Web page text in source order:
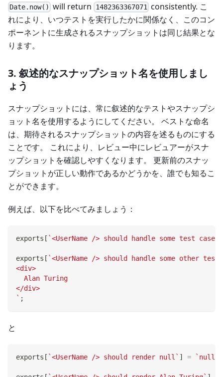
Date.now() will return 1482363367071consistently. こ
れにより、いつテストを実行したかに関係なく、このコン
ポーネントに生成されるスナップショットは同じ結果とな
ります。
3. 叙述的なスナップショット名を使用しまし
ょう
スナップショットには、常に叙述的なテストやスナップシ
ョット名を使用するようにしてください。 ベストな命名
は、期待されるスナップショットの内容を述るものにする
ことです。 これにより、レビュー中にレビュアーがスナ
ップショットを確認しやすくなります。 更新前のスナッ
プショットが正しい動作であるかどうかを、誰でも知るこ
とができます。
例えば、以下を比べてみましょう：
exports [ `<UserName /> should handle some test case
exports [ `<UserName /> should handle some other test
<div>
  Alan Turing
</div>
` ;
と
exports [ `<UserName /> should render null ` ] = ` null